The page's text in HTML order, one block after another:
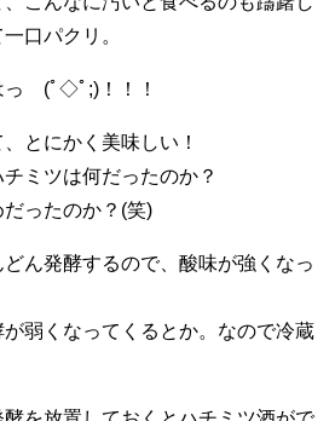
口パクリ。
っ (ﾟ◇ﾟ;)！！！
とにかく美味しい！
ミツは何だったのか？
ったのか？(笑)
ん発酵するので、酸味が強くなっ
弱くなってくるとか。なので冷蔵